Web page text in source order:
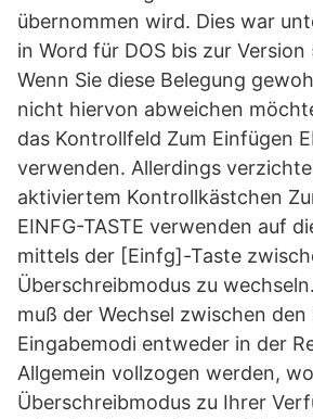
übernommen wird. Dies war
in Word für DOS bis zur Version
Wenn Sie diese Belegung
nicht hiervon abweichen
das Kontrollfeld Zum Einfügen
verwenden. Allerdings
aktiviertem Kontrollkästchen
EINFG-TASTE verwenden auf
mittels der [Einfg]-Taste
Überschreibmodus zu
muß der Wechsel zwischen den
Eingabemodi entweder in der
Allgemein vollzogen werden,
Überschreibmodus zu Ihrer